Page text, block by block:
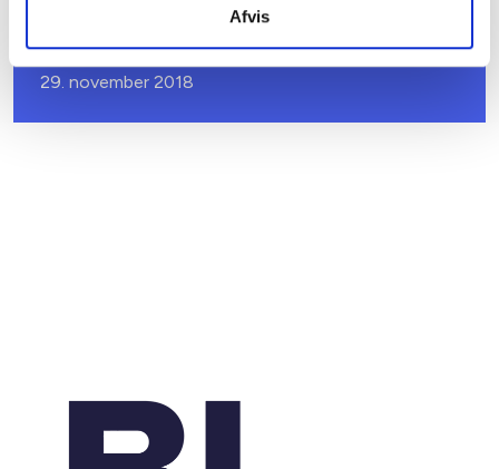
Afvis
Nye kriterier for udsatte boligområder &
ghettoområder
29. november 2018